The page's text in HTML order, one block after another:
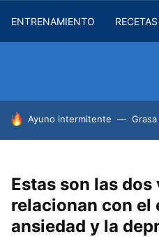
ENTRENAMIENTO
HOY SE HABLA DE
Ayuno intermitente Grasa
Estas son las
relacionan con el
ansiedad y la